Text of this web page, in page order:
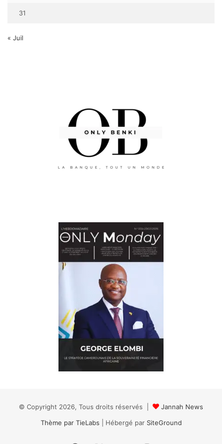
31
« Juil
© Copyright 2026, Tous droits réservés |
Jannah News
Thème par TieLabs | Hébergé par SiteGround